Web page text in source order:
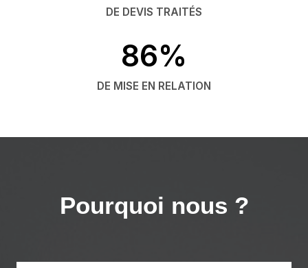
DE DEVIS TRAITÉS
86%
DE MISE EN RELATION
Pourquoi nous ?